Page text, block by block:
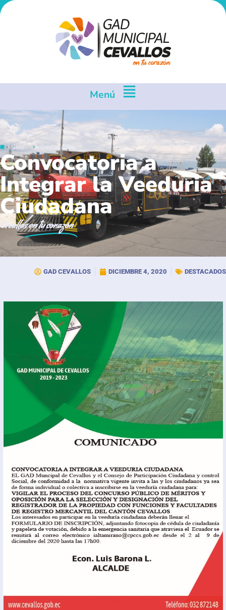
Menú
Inicio Destacados
Convocatoria a
Integrar la Veeduria
Ciudadana
Cevallosen tu corazón
GAD CEVALLOS DICIEMBRE 4, 2020 DESTACADOS